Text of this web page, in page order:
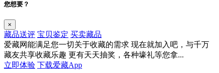
您想要？
×
藏品送评 宝贝鉴定 买卖藏品
爱藏网能满足您一切关于收藏的需求 现在就加入吧，与千万
藏友共享收藏乐趣 更有天天抽奖，各种壕礼等您拿...
立即体验 下载爱藏App